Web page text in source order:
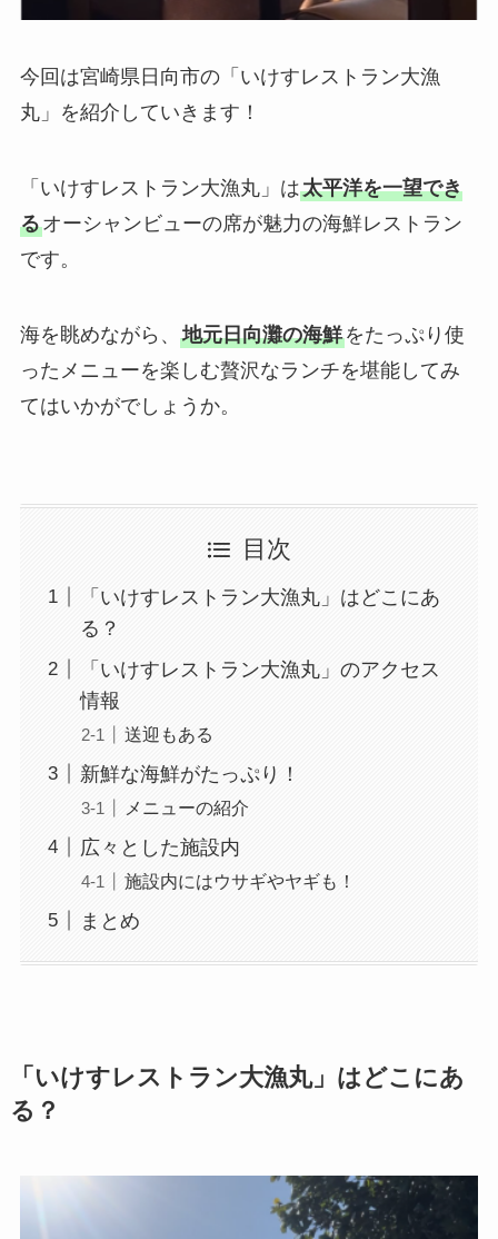
今回は宮崎県日向市の「いけすレストラン大漁
丸」を紹介していきます！
「いけすレストラン大漁丸」は太平洋を一望でき
るオーシャンビューの席が魅力の海鮮レストラン
です。
海を眺めながら、 地元日向灘の海鮮をたっぷり使
ったメニューを楽しむ贅沢なランチを堪能してみ
てはいかがでしょうか。
目次
「いけすレストラン大漁丸」はどこにあ
る？
「いけすレストラン大漁丸」のアクセス
情報
送迎もある
新鮮な海鮮がたっぷり！
メニューの紹介
広々とした施設内
施設内にはウサギやヤギも！
まとめ
「いけすレストラン大漁丸」はどこにあ
る？